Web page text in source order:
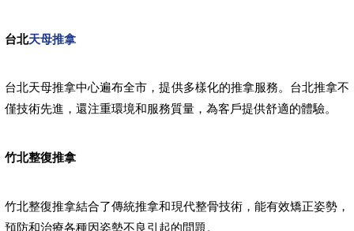
台北天母推拿
台北天母推拿中心遍布全市，提供多樣化的推拿服務。台北推拿不
僅技術先進，還注重環境和服務質量，為客戶提供舒適的體驗。
竹北整復推拿
竹北整復推拿結合了傳統推拿和現代整骨技術，能有效矯正姿勢，
預防和治療各種因姿勢不良引起的問題。